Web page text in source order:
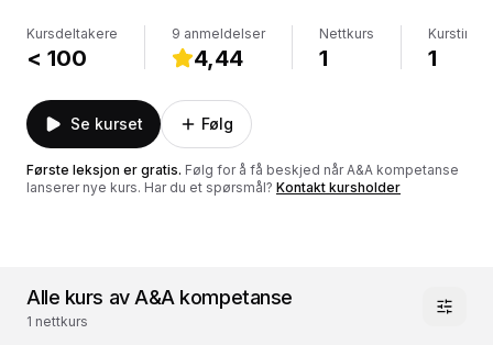
Kursdeltakere
< 100
9 anmeldelser
4,44
Nettkurs
1
Kurstimer
1
Se kurset Følg
Første leksjon er gratis. Følg for å få beskjed nårA&A kompetanse
lanserer nye kurs. Har du et spørsmål? Kontakt kursholder
Alle kurs av A&A kompetanse
1 nettkurs